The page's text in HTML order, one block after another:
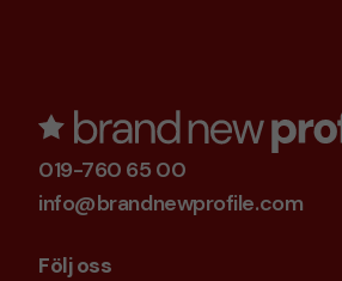
019-760 65 00
info@brandnewprofile.com
Följ oss